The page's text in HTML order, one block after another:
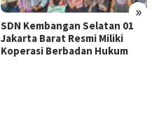
»
SDN Kembangan Selatan 01
Jakarta Barat Resmi Miliki
Koperasi Berbadan Hukum